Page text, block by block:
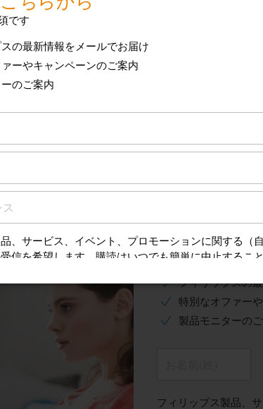
サポートさせていただき
ご登録は
* この項目は必須です
フィリップスの
特別なオファー
製品モニターの
フィリップス製品、